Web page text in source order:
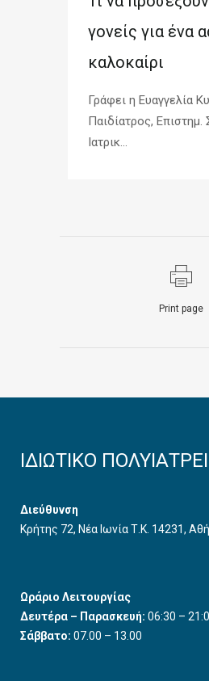
γονείς για ένα
καλοκαίρι
Γράφει η Ευαγγελία
Παιδίατρος, Επιστημ.
Ιατρικ...
Print page
ΙΔΙΩΤΙΚΟ
Διεύθυνση
Κρήτης 72, Νέα Ιωνία Τ.Κ. 14231,
Ωράριο Λειτουργίας
Δευτέρα – Παρασκευή: 06:30 –
Σάββατο: 07.00 – 13.00